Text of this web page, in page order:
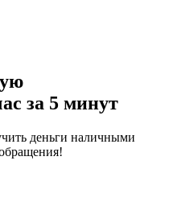
за 5 минут
деньги наличными